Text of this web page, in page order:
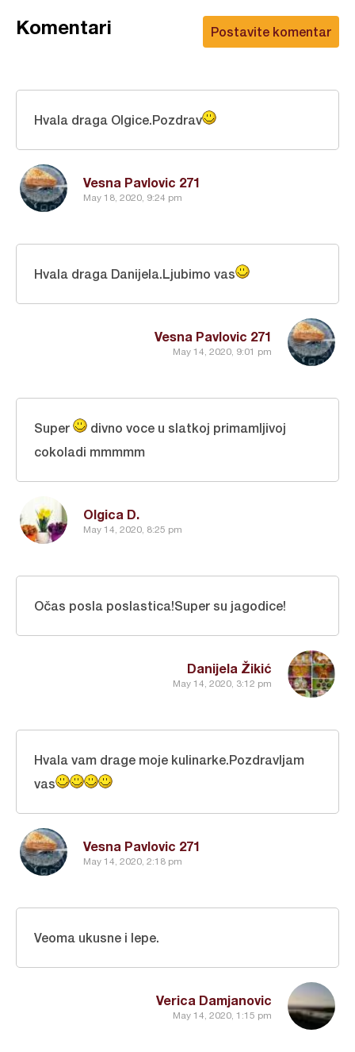
Postavite komentar
Komentari
Vesna Pavlovic 271
May 18, 2020, 9:24 pm
Hvala draga Olgice.Pozdrav
Vesna Pavlovic 271
May 14, 2020, 9:01 pm
Hvala draga Danijela.Ljubimo vas
Olgica D.
May 14, 2020, 8:25 pm
Super
divno voce u slatkoj primamljivoj
cokoladi mmmmm
Danijela Žikić
May 14, 2020, 3:12 pm
Očas posla poslastica!Super su jagodice!
Vesna Pavlovic 271
May 14, 2020, 2:18 pm
Hvala vam drage moje kulinarke.Pozdravljam
vas
Verica Damjanovic
May 14, 2020, 1:15 pm
Veoma ukusne i lepe.